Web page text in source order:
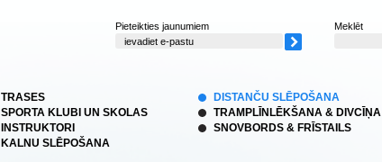
Pieteikties jaunumiem Meklēt
TRASES
SPORTA KLUBI UN SKOLAS
INSTRUKTORI
KALNU SLĒPOŠANA
DISTANČU SLĒPOŠANA
TRAMPLĪNLĒKŠANA & DIVCĪŅA
SNOVBORDS & FRĪSTAILS